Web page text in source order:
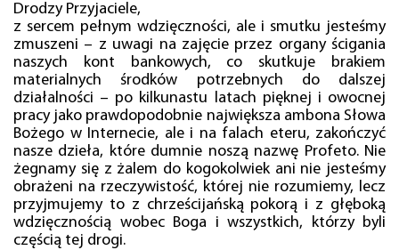
Drodzy Przyjaciele,
z sercem pełnym wdzięczności, ale i smutku jesteśmy
zmuszeni – z uwagi na zajęcie przez organy ścigania
naszych kont bankowych, co skutkuje brakiem
materialnych środków potrzebnych do dalszej
działalności – po kilkunastu latach pięknej i owocnej
pracy jako prawdopodobnie największa ambona Słowa
Bożego w Internecie, ale i na falach eteru, zakończyć
nasze dzieła, które dumnie noszą nazwę Profeto. Nie
żegnamy się z żalem do kogokolwiek ani nie jesteśmy
obrażeni na rzeczywistość, której nie rozumiemy, lecz
przyjmujemy to z chrześcijańską pokorą i z głęboką
wdzięcznością wobec Boga i wszystkich, którzy byli
częścią tej drogi.